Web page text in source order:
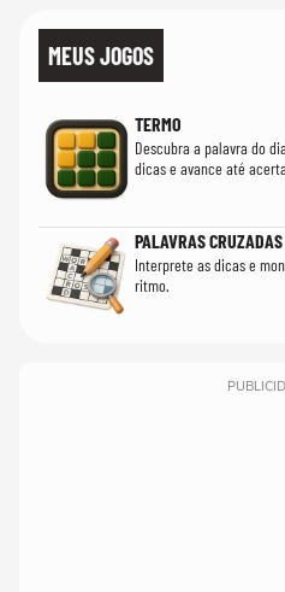
MEUS JOGOS
TERMO
Descubra a palavra do
dicas e avance até
PALAVRAS CRUZADAS
Interprete as dicas e
ritmo.